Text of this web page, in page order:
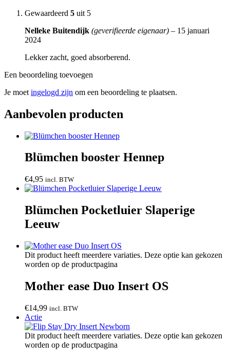
Gewaardeerd 5 uit 5
Nelleke Buitendijk (geverifieerde eigenaar) – 15 januari
2024
Lekker zacht, goed absorberend.
Een beoordeling toevoegen
Je moet ingelogd zijn om een beoordeling te plaatsen.
Aanbevolen producten
Blümchen booster Hennep
€4,95 incl. BTW
Blümchen Pocketluier Slaperige
Leeuw
Dit product heeft meerdere variaties. Deze optie kan gekozen
worden op de productpagina
Mother ease Duo Insert OS
€14,99 incl. BTW
Actie
Dit product heeft meerdere variaties. Deze optie kan gekozen
worden op de productpagina